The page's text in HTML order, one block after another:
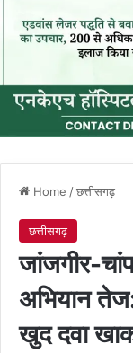
Home /छत्तीसगढ़
छत्तीसगढ़
जांजगीर-
अभियान
खुद दवा